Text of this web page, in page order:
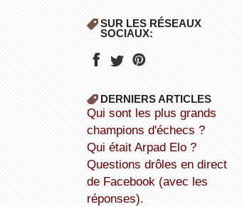
SUR LES RÉSEAUX
SOCIAUX:
DERNIERS ARTICLES
Qui sont les plus grands
champions d'échecs ?
Qui était Arpad Elo ?
Questions drôles en direct
de Facebook (avec les
réponses).